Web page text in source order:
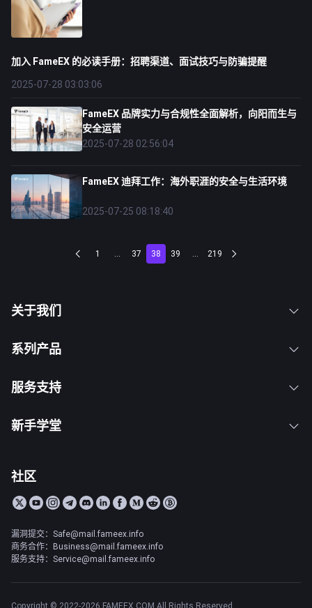
加入 FameEX 的必读手册：招聘渠道、面试技巧与防骗提醒
2025-07-28 03:03:06
FameEX 品牌实力与合规性全面解析，向阳而生与
安全运营
2025-07-28 02:56:04
FameEX 迪拜工作：海外职涯的安全与生活环境
2025-07-25 08:18:40
1 ... 37 38 39 ... 219
关于我们
系列产品
服务支持
新手学堂
社区
漏洞提交：Safe@mail.fameex.info
商务合作：Business@mail.fameex.info
服务支持：Service@mail.fameex.info
Copyright © 2022-2026 FAMEEX.COM All Rights Reserved